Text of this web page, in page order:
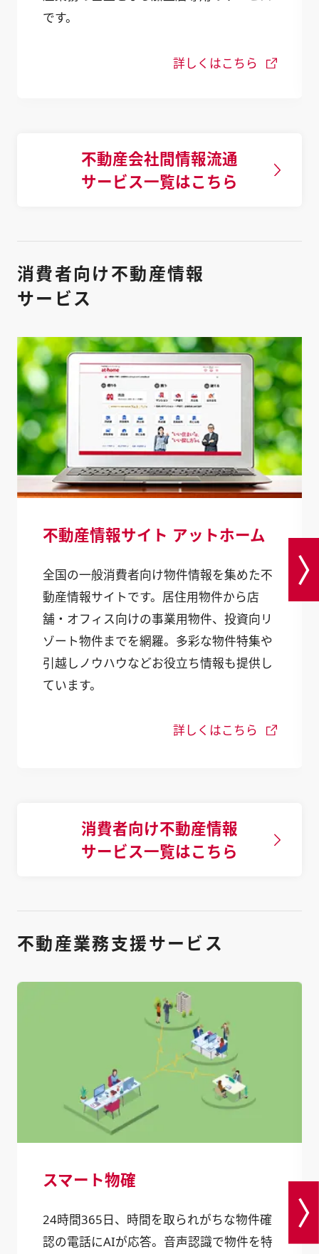
です。
詳しくはこちら
不動産会社間情報流通
サービス一覧はこちら
消費者向け不動産情報
サービス
不動産情報サイト アットホーム
全国の一般消費者向け物件情報を集めた不
動産情報サイトです。居住用物件から店
舗・オフィス向けの事業用物件、投資向リ
ゾート物件までを網羅。多彩な物件特集や
引越しノウハウなどお役立ち情報も提供し
ています。
詳しくはこちら
消費者向け不動産情報
サービス一覧はこちら
不動産業務支援サービス
スマート物確
24時間365日、時間を取られがちな物件確
認の電話にAIが応答。音声認識で物件を特